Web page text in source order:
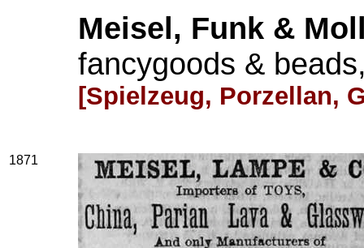
Meisel, Funk &
fancygoods &
[Spielzeug, Porzellan,
1871